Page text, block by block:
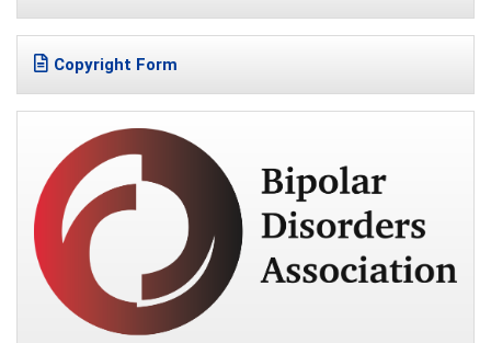
Copyright Form